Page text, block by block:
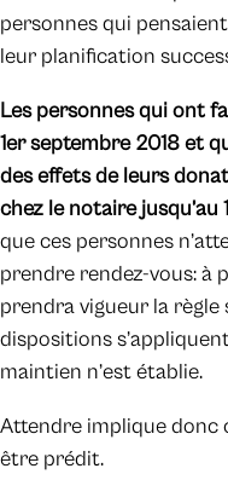
personnes qui
leur planification
Les personnes qui ont
1er septembre 2018 et
des effets de leurs
chez le notaire jusqu’au
que ces personnes
prendre rendez-vous: à
prendra vigueur la règle
dispositions
maintien n’est établie.
Attendre implique donc
être prédit.